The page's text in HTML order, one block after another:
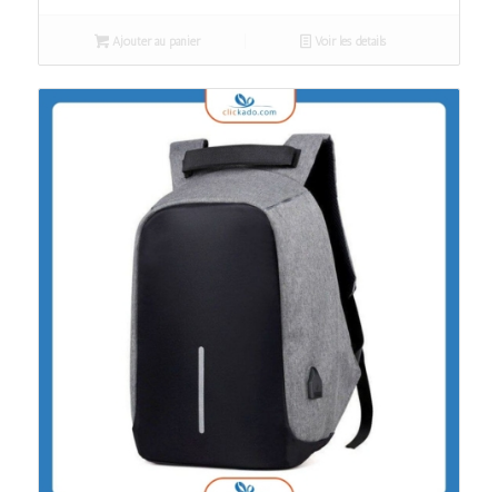
Ajouter au panier Voir les détails